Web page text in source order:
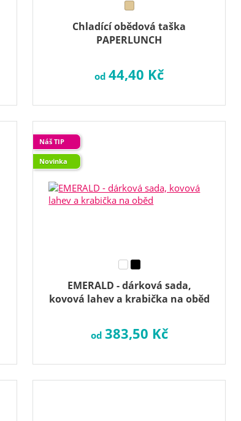
Chladící obědová taška
PAPERLUNCH
od44,40 Kč
EMERALD - dárková sada,
kovová lahev a krabička na oběd
Náš TIP
Novinka
od 383,50 Kč